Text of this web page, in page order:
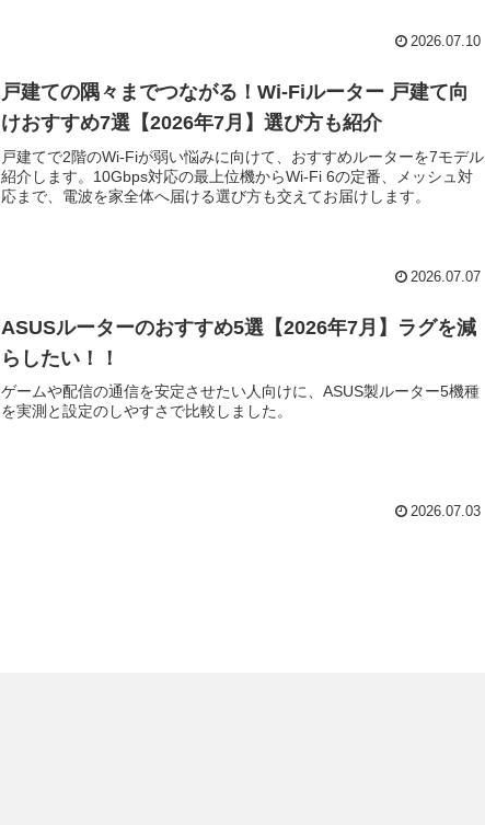
2026.07.10
戸建ての隅々までつながる！Wi-Fiルーター 戸建て向
けおすすめ7選【2026年7月】選び方も紹介
戸建てで2階のWi-Fiが弱い悩みに向けて、おすすめルーターを7モデル
紹介します。10Gbps対応の最上位機からWi-Fi 6の定番、メッシュ対
応まで、電波を家全体へ届ける選び方も交えてお届けします。
2026.07.07
ASUSルーターのおすすめ5選【2026年7月】ラグを減
らしたい！！
ゲームや配信の通信を安定させたい人向けに、ASUS製ルーター5機種
を実測と設定のしやすさで比較しました。
2026.07.03